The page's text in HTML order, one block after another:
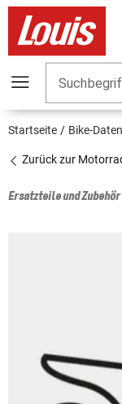
Startseite Bike-
Zurück zur
Ersatzteile und